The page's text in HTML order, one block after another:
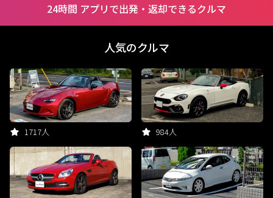
24時間 アプリで出発・返却できるクルマ
人気のクルマ
1717人 984人